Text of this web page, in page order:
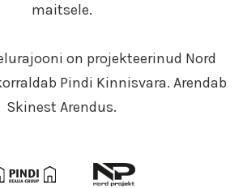
maitsele.
on projekteerinud Nord
Pindi Kinnisvara. Arendab
Skinest Arendus.